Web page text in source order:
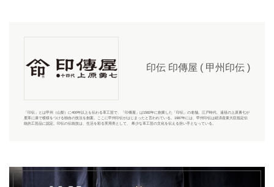
印伝 印傳屋 ( 甲州印伝 )
「印伝」とは甲州（山梨）に400年以上も伝わる革工芸で、「印傳屋 」は1582年に創業した「印伝」の老舗。江戸時代、遠祖の上原勇七が
鹿革に漆で模様をつける独自の技法を創案。ここに甲州印伝がはじまったと言われている。1987年には、甲州印伝は経済産業大臣指定伝
統的工芸品に認定。印伝の伝統技は、生活を彩る実用美として、 希少な革工芸の文化を伝える担い手となっている。